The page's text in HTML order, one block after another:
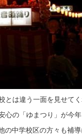
とは違う一面を見せてく
心の「ゆまつり」が今
の中学校区の方々も補